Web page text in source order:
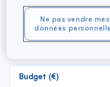
Vers
Pour aller vers
Budget (€)
Ne pas vendre mes
données